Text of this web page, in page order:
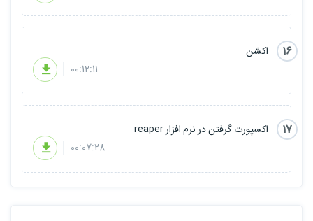
16
اکشن
00:12:11
17
اکسپورت گرفتن در نرم افزار reaper
00:07:28